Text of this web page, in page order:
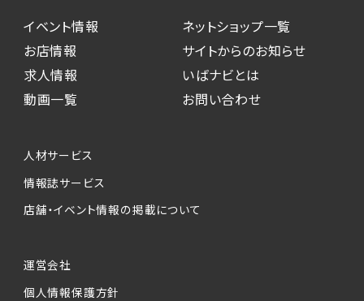
イベント情報
お店情報
求人情報
動画一覧
ネットショップ一覧
サイトからのお知らせ
いばナビとは
お問い合わせ
人材サービス
情報誌サービス
店舗・イベント情報の掲載について
運営会社
個人情報保護方針